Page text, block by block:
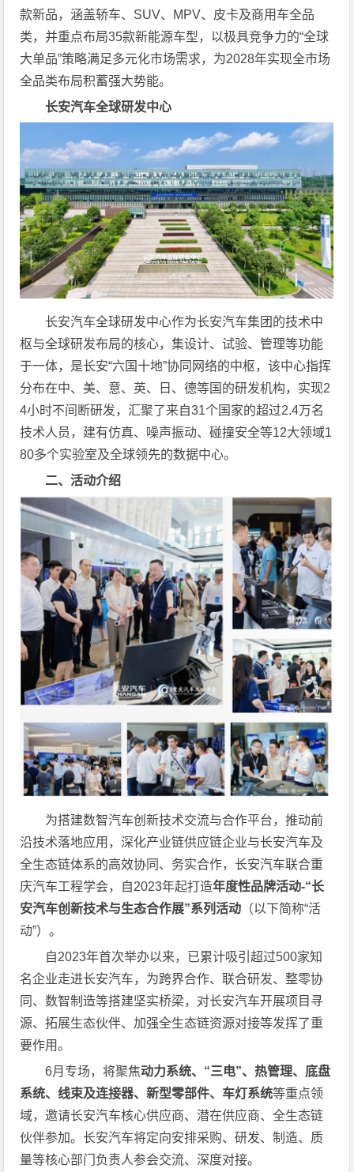
款新品，涵盖轿车、SUV、MPV、皮卡及商用车全品
类，并重点布局35款新能源车型，以极具竞争力的“全球
大单品”策略满足多元化市场需求，为2028年实现全市场
全品类布局积蓄强大势能。
长安汽车全球研发中心
长安汽车全球研发中心作为长安汽车集团的技术中
枢与全球研发布局的核心，集设计、试验、管理等功能
于一体，是长安“六国十地”协同网络的中枢，该中心指挥
分布在中、美、意、英、日、德等国的研发机构，实现2
4小时不间断研发，汇聚了来自31个国家的超过2.4万名
技术人员，建有仿真、噪声振动、碰撞安全等12大领域1
80多个实验室及全球领先的数据中心。
二、活动介绍
为搭建数智汽车创新技术交流与合作平台，推动前
沿技术落地应用，深化产业链供应链企业与长安汽车及
全生态链体系的高效协同、务实合作，长安汽车联合重
庆汽车工程学会，自2023年起打造年度性品牌活动-“长
安汽车创新技术与生态合作展”系列活动 （以下简称“活
动”）。
自2023年首次举办以来，已累计吸引超过500家知
名企业走进长安汽车，为跨界合作、联合研发、整零协
同、数智制造等搭建坚实桥梁，对长安汽车开展项目寻
源、拓展生态伙伴、加强全生态链资源对接等发挥了重
要作用。
6月专场，将聚焦动力系统、“三电”、热管理、底盘
系统、线束及连接器、新型零部件、车灯系统等重点领
域，邀请长安汽车核心供应商、潜在供应商、全生态链
伙伴参加。长安汽车将定向安排采购、研发、制造、质
量等核心部门负责人参会交流、深度对接。